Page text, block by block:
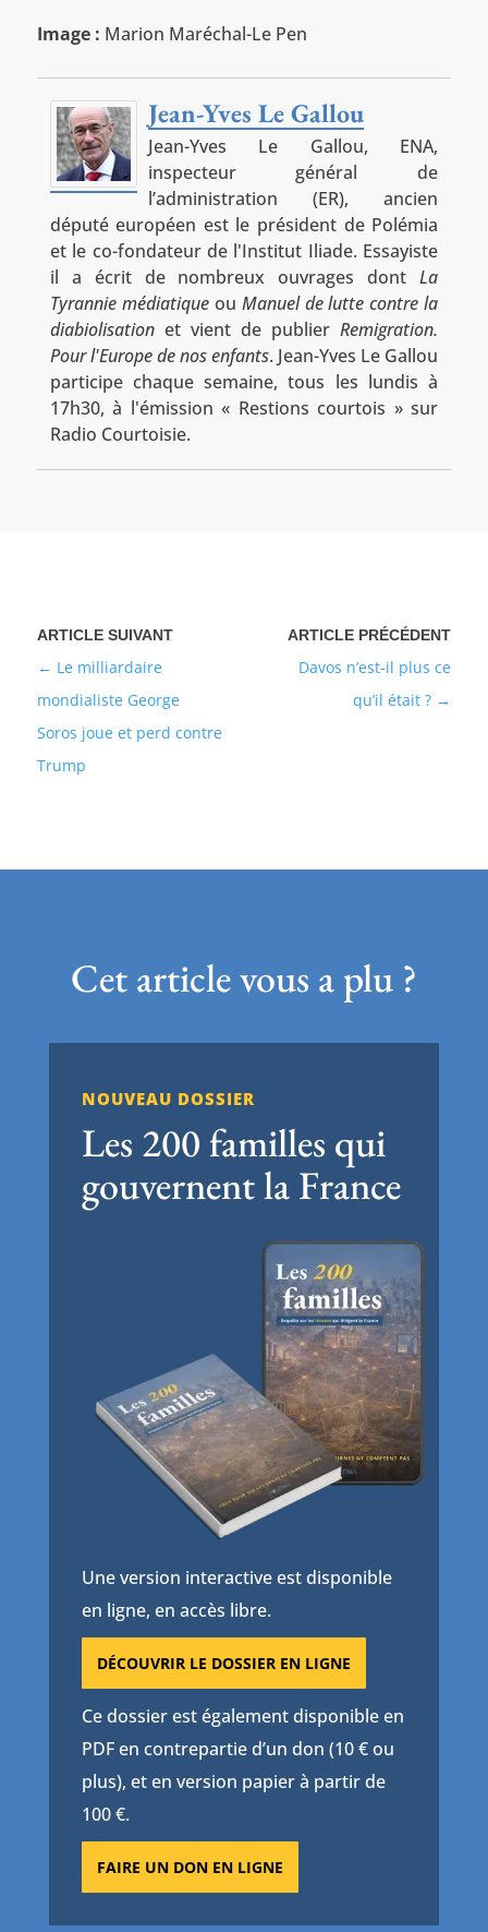
Image : Marion Maréchal-Le Pen
Jean-Yves Le Gallou
Jean-Yves Le Gallou, ENA,
inspecteur général de
l’administration (ER), ancien
député européen est le président de Polémia
et le co-fondateur de l'Institut Iliade. Essayiste
il a écrit de nombreux ouvrages dontLa
Tyrannie médiatiqueou Manuel de lutte contre la
diabiolisationet vient de publierRemigration.
Pour l'Europe de nos enfants. Jean-Yves Le Gallou
participe chaque semaine, tous les lundis à
17h30, à l'émission « Restions courtois » sur
Radio Courtoisie.
Davos n’est-il plus ce
qu’il était ?
Le milliardaire
mondialiste George
Soros joue et perd contre
Trump
Cet article vous a plu ?
NOUVEAU DOSSIER
Les 200 familles qui
gouvernent la France
Une version interactive est disponible
en ligne, en accès libre.
DÉCOUVRIR LE DOSSIER EN LIGNE
Ce dossier est également disponible en
PDF en contrepartie d’un don (10 € ou
plus), et en version papier à partir de
100 €.
FAIRE UN DON EN LIGNE